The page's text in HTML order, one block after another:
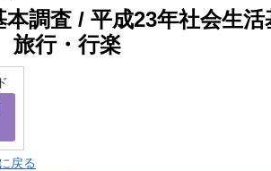
本調査 / 平成23年社会生
旅行・行楽
戻る